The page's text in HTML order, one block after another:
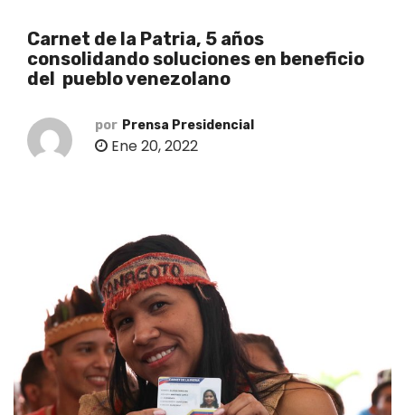
Carnet de la Patria, 5 años
consolidando soluciones en beneficio
del pueblo venezolano
por Prensa Presidencial
Ene 20, 2022